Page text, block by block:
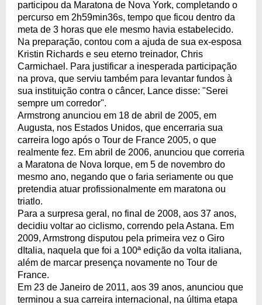
participou da Maratona de Nova York, completando o
percurso em 2h59min36s, tempo que ficou dentro da
meta de 3 horas que ele mesmo havia estabelecido.
Na preparação, contou com a ajuda de sua ex-esposa
Kristin Richards e seu eterno treinador, Chris
Carmichael. Para justificar a inesperada participação
na prova, que serviu também para levantar fundos à
sua instituição contra o câncer, Lance disse: "Serei
sempre um corredor".
Armstrong anunciou em 18 de abril de 2005, em
Augusta, nos Estados Unidos, que encerraria sua
carreira logo após o Tour de France 2005, o que
realmente fez. Em abril de 2006, anunciou que correria
a Maratona de Nova Iorque, em 5 de novembro do
mesmo ano, negando que o faria seriamente ou que
pretendia atuar profissionalmente em maratona ou
triatlo.
Para a surpresa geral, no final de 2008, aos 37 anos,
decidiu voltar ao ciclismo, correndo pela Astana. Em
2009, Armstrong disputou pela primeira vez o Giro
dItalia, naquela que foi a 100ª edição da volta italiana,
além de marcar presença novamente no Tour de
France.
Em 23 de Janeiro de 2011, aos 39 anos, anunciou que
terminou a sua carreira internacional, na última etapa